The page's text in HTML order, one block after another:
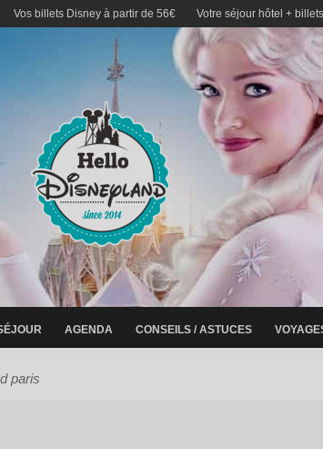
Vos billets Disney à partir de 56€ Votre séjour hôtel +
AGENDA CONSEILS / ASTUCES
paris